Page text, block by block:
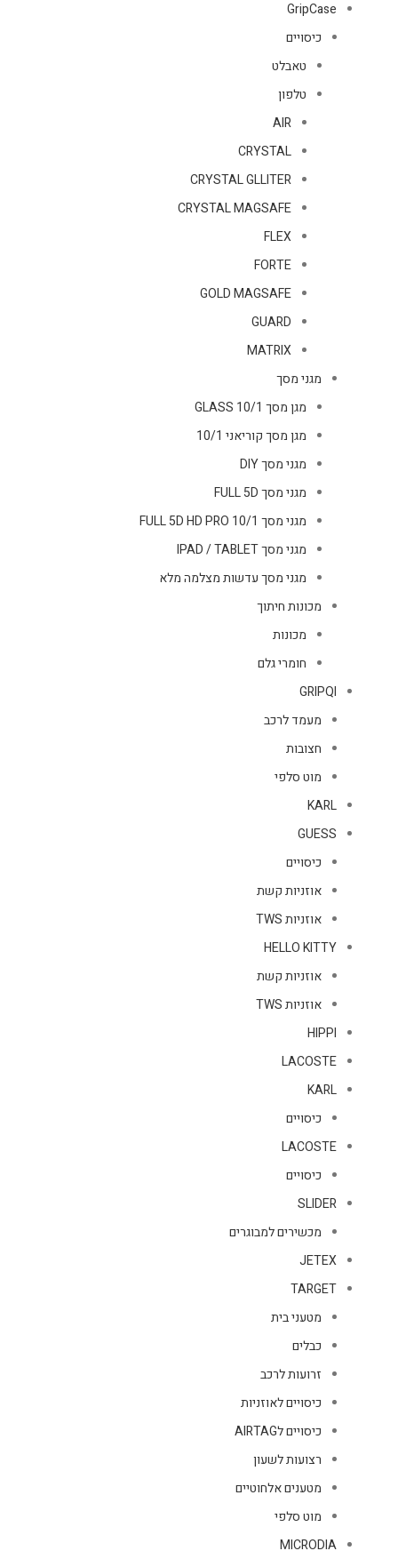
GripCase
כיסויים
טאבלט
טלפון
AIR
CRYSTAL
CRYSTAL GLLITER
CRYSTAL MAGSAFE
FLEX
FORTE
GOLD MAGSAFE
GUARD
MATRIX
מגני מסך
מגן מסך GLASS 10/1
מגן מסך קוריאני 10/1
מגני מסך DIY
מגני מסך FULL 5D
מגני מסך FULL 5D HD PRO 10/1
מגני מסך IPAD / TABLET
מגני מסך עדשות מצלמה מלא
מכונות חיתוך
מכונות
חומרי גלם
GRIPQI
מעמד לרכב
חצובות
מוט סלפי
KARL
GUESS
כיסויים
אוזניות קשת
אוזניות TWS
HELLO KITTY
אוזניות קשת
אוזניות TWS
HIPPI
LACOSTE
KARL
כיסויים
LACOSTE
כיסויים
SLIDER
מכשירים למבוגרים
JETEX
TARGET
מטעני בית
כבלים
זרועות לרכב
כיסויים לאוזניות
כיסויים לAIRTAG
רצועות לשעון
מטענים אלחוטיים
מוט סלפי
MICRODIA